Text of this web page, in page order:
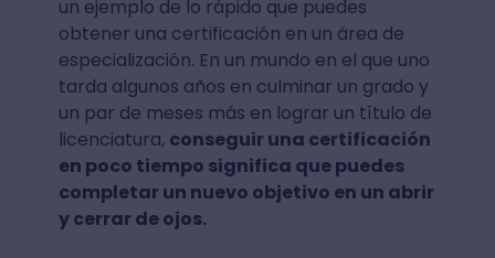
un ejemplo de lo rápido que puedes
obtener una certificación en un área de
especialización. En un mundo en el que uno
tarda algunos años en culminar un grado y
un par de meses más en lograr un título de
licenciatura, conseguir una certificación
en poco tiempo significa que puedes
completar un nuevo objetivo en un abrir
y cerrar de ojos.